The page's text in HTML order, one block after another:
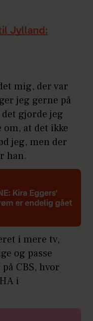
Jylland:
mig, der var
jeg gerne på
gjorde jeg
at det ikke
jeg, men der
han.
Kira Eggers'
er endelig gået
i mere tv,
og passe
CBS, hvor
i